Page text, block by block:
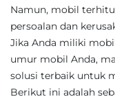
Namun, mobil
persoalan dan
Jika Anda miliki
umur mobil Anda,
solusi terbaik untuk
Berikut ini adalah